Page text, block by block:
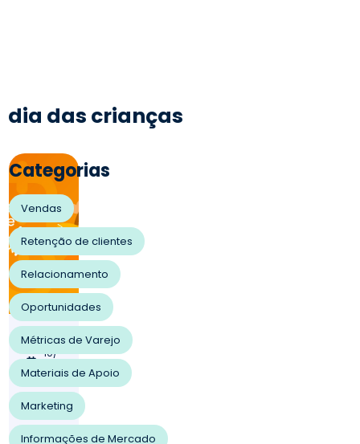
dia das crianças
04/
10/
202
ortu
nid
Categorias
Vendas
Retenção de clientes
Relacionamento
Oportunidades
Métricas de Varejo
Materiais de Apoio
Marketing
Informações de Mercado